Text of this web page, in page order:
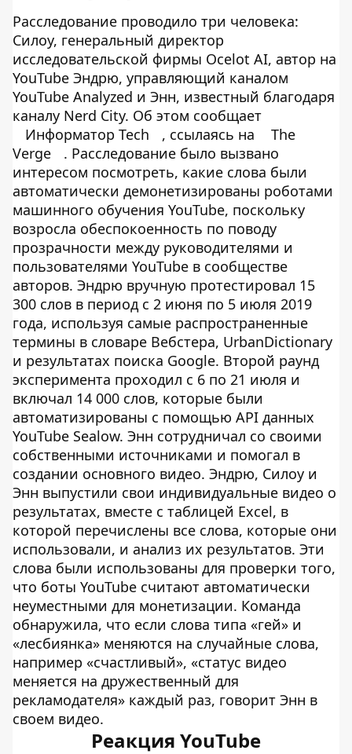
Расследование проводило три человека:
Силоу, генеральный директор
исследовательской фирмы Ocelot AI, автор на
YouTube Эндрю, управляющий каналом
YouTube Analyzed и Энн, известный благодаря
каналу Nerd City. Об этом сообщает
Информатор Tech
, ссылаясь на
The
Verge
. Расследование было вызвано
интересом посмотреть, какие слова были
автоматически демонетизированы роботами
машинного обучения YouTube, поскольку
возросла обеспокоенность по поводу
прозрачности между руководителями и
пользователями YouTube в сообществе
авторов. Эндрю вручную протестировал 15
300 слов в период с 2 июня по 5 июля 2019
года, используя самые распространенные
термины в словаре Вебстера, UrbanDictionary
и результатах поиска Google. Второй раунд
эксперимента проходил с 6 по 21 июля и
включал 14 000 слов, которые были
автоматизированы с помощью API данных
YouTube Sealow. Энн сотрудничал со своими
собственными источниками и помогал в
создании основного видео. Эндрю, Силоу и
Энн выпустили свои индивидуальные видео о
результатах, вместе с таблицей Excel, в
которой перечислены все слова, которые они
использовали, и анализ их результатов. Эти
слова были использованы для проверки того,
что боты YouTube считают автоматически
неуместными для монетизации. Команда
обнаружила, что если слова типа «гей» и
«лесбиянка» меняются на случайные слова,
например «счастливый», «статус видео
меняется на дружественный для
рекламодателя» каждый раз, говорит Энн в
своем видео.
Реакция YouTube